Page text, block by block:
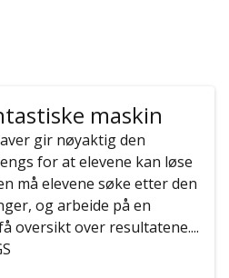
maskin
gir nøyaktig den
for at elevene kan løse
må elevene søke etter den
og arbeide på en
oversikt over resultatene....